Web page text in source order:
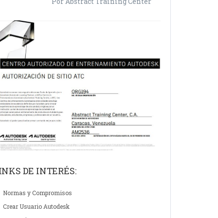
DE INTERÉS:
Normas y Compromisos
Crear Usuario Autodesk